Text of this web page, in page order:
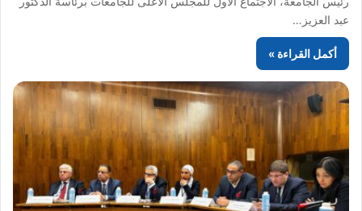
عبد العزيز…
أكمل القراءة »